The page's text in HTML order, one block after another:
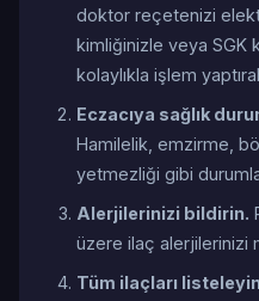
doktor reçetenizi
kimliğinizle veya SGK
kolaylıkla işlem
Eczacıya sağlık
Hamilelik, emzirme,
yetmezliği gibi
Alerjilerinizi bildirin.
üzere ilaç alerjilerinizi
Tüm ilaçları